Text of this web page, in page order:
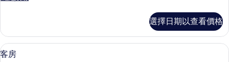
的
所
有
別
墅,
3
選擇日期以查看價格
顯
高級寢具、客房內保險箱、書桌、遮
15
客房